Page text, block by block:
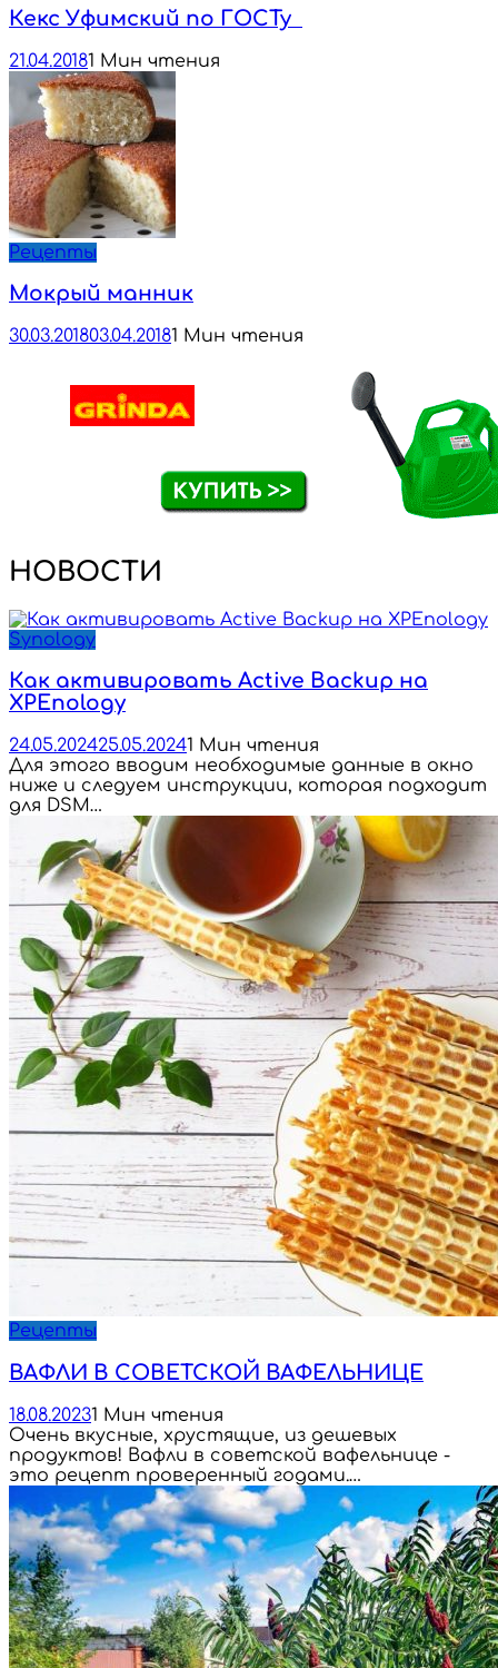
Кекс Уфимский по ГОСТу
21.04.20181 Мин чтения
Рецепты
Мокрый манник
30.03.201803.04.20181 Мин чтения
НОВОСТИ
Synology
Как активировать Active Backup на
XPEnology
24.05.202425.05.20241 Мин чтения
Для этого вводим необходимые данные в окно
ниже и следуем инструкции, которая подходит
для DSM…
Рецепты
ВАФЛИ В СОВЕТСКОЙ ВАФЕЛЬНИЦЕ
18.08.20231 Мин чтения
Очень вкусные, хрустящие, из дешевых
продуктов! Вафли в советской вафельнице -
это рецепт проверенный годами.…